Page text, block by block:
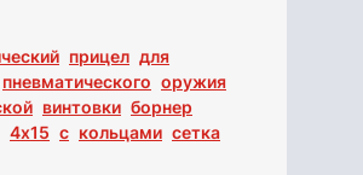
прицел для
пневматического оружия
винтовки борнер
4х15 с кольцами сетка